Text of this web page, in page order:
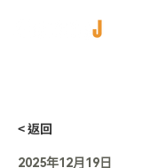
< 返回
2025年12月19日